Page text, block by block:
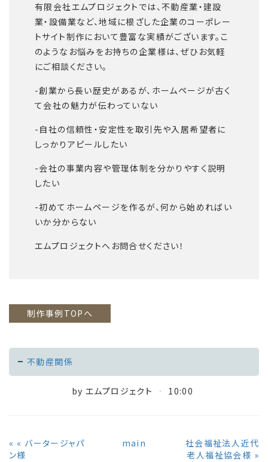
有限会社エムプロジェクトでは、不動産業・建設
業・設備業など、地域に根ざした企業のコーポレー
トサイト制作において豊富な実績がございます。こ
のようなお悩みをお持ちの企業様は、ぜひお気軽
にご相談ください。
-創業から長い歴史があるが、ホームページが古く
て会社の魅力が伝わっていない
- 自社の信頼性・安定性を取引先や入居希望者に
しっかりアピールしたい
-会社の事業内容や管理体制を分かりやすく説明
したい
-初めてホームページを作るが、何から始めればい
いか分からない
エムプロジェクトへお問合せください！
制作事例TOPへ
不動産関係
byエムプロジェクト 10:00
« バータージャパ
ン様
main
社会福祉法人近代
老人福祉協会様 »